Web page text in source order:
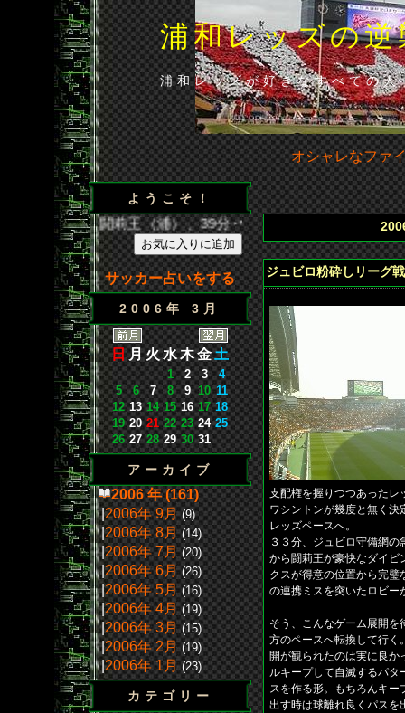
浦和レッズの
浦和レッズが好きなすべての
オシャレなファ
ようこそ！
35分･闘莉王（浦）、39分･ウェズレイ（広）、86分･
サッカー占いをする
2006年 3月
日 月火水木金土
1 2 3
4
5
6 7 8 9 10 11
12 13 14 15 16 17 18
19 20 21 22 23 24 25
26 27 28 29 30 31
アーカイブ
2006 年 (161)
|2006年 9月 (9)
|2006年 8月 (14)
|2006年 7月 (20)
|2006年 6月 (26)
|2006年 5月 (16)
|2006年 4月 (19)
|2006年 3月 (15)
|2006年 2月 (19)
|2006年 1月 (23)
カテゴリー
ジュビロ粉砕しリーグ
支配権を握りつつあったレ
ワシントンが幾度と無く
レッズペースへ。
３３分、ジュビロ守備網
から闘莉王が豪快なダイビ
クスが得意の位置から完
の連携ミスを突いたロビー
そう、こんなゲーム展開
方のペースへ転換して行く
開が観られたのは実に良
ルキープして自滅するパ
スを作る形。もちろんキ
出す時は球離れ良くパスを